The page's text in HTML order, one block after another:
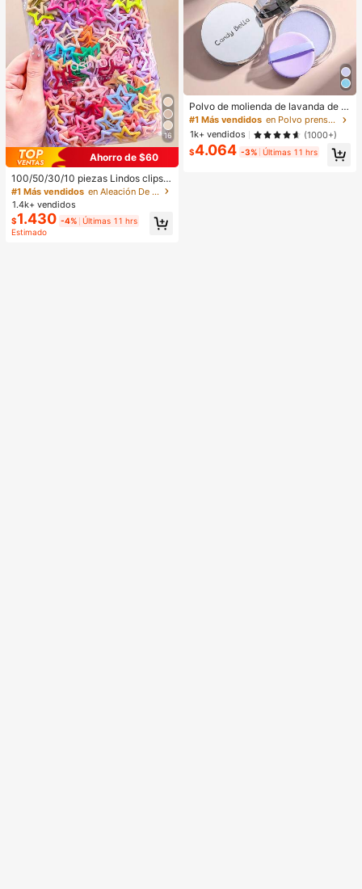
16
Ahorro de $60
100/50/30/10 piezas Lindos clips d
e estrella de cinco puntas estilo Y2
K, clips de cabello coloridos, acces
orios básicos para el cabello - Adec
uados para niñas, uso diario en la e
scuela, fiestas, deportes, estética
#1 Más vendidos
en Aleación De Hierro Accesorios para el cabello d
1.4k+ vendidos
$1.430 -4% Últimas 11 hrs
Estimado
Polvo de molienda de lavanda de n
ube blanca y cielo azul con esponj
a, polvo translúcido mate y congela
do para iluminar en un segundo.
#1 Más vendidos
en Polvo prensado Polvo
1k+ vendidos
(1000+)
$4.064 -3% Últimas 11 hrs